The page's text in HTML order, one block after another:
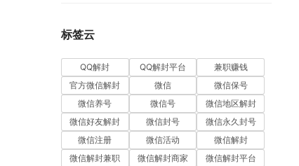
标签云
QQ解封 QQ解封平台
兼职赚钱
官方微信解封
微信
微信保号
微信养号
微信号
微信地区解封
微信好友解封
微信封号
微信永久封号
微信注册
微信活动
微信解封
微信解封兼职
微信解封商家
微信解封平台